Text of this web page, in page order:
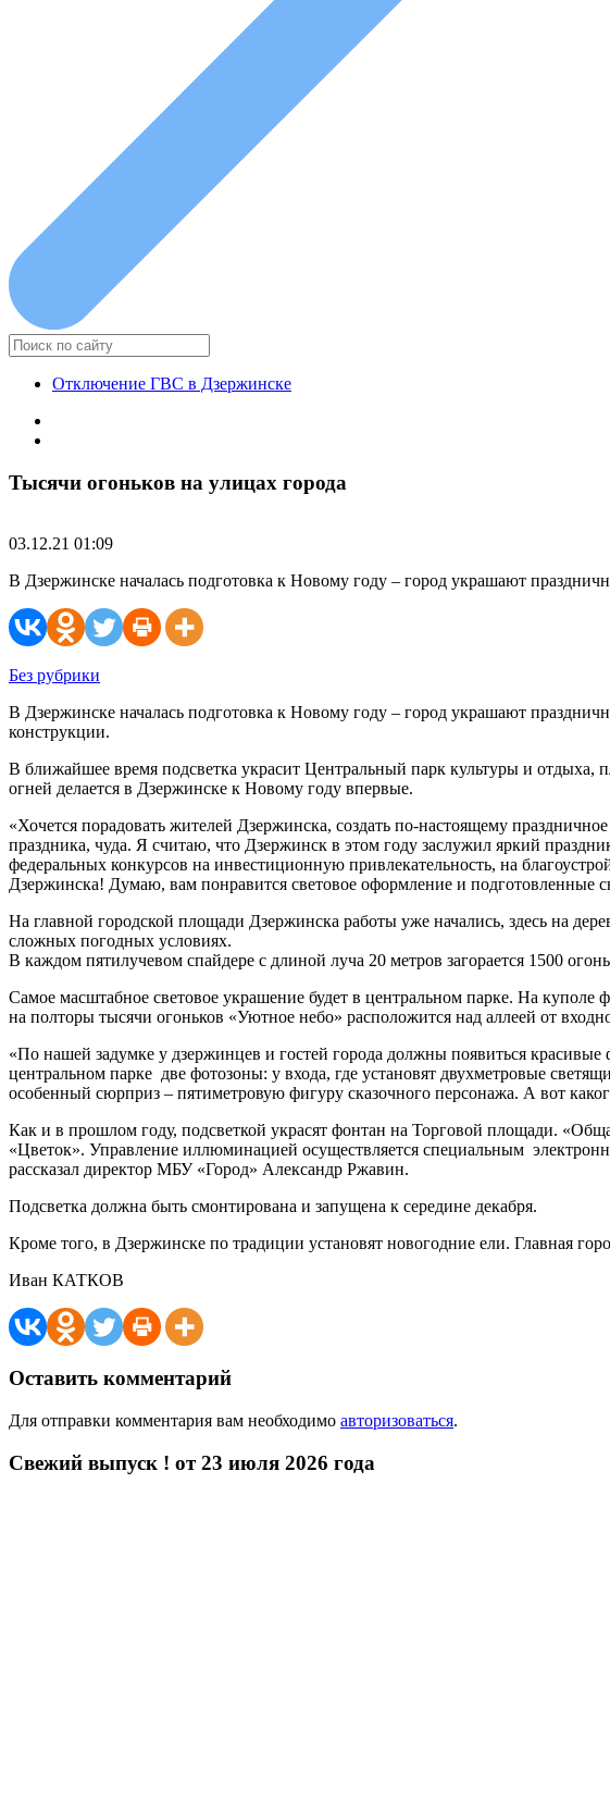
Отключение ГВС в Дзержинске
Тысячи огоньков на улицах города
03.12.21 01:09
В Дзержинске началась подготовка к Новому году – город украшают
Без рубрики
В Дзержинске началась подготовка к Новому году – город украшают
конструкции.
В ближайшее время подсветка украсит Центральный парк культуры и
огней делается в Дзержинске к Новому году впервые.
«Хочется порадовать жителей Дзержинска, создать по-настоящему
праздника, чуда. Я считаю, что Дзержинск в этом году заслужил яркий
федеральных конкурсов на инвестиционную привлекательность, на
Дзержинска! Думаю, вам понравится световое оформление и подготовленные
На главной городской площади Дзержинска работы уже начались, здесь на
сложных погодных условиях.
В каждом пятилучевом спайдере с длиной луча 20 метров загорается 1500
Самое масштабное световое украшение будет в центральном парке. На
на полторы тысячи огоньков «Уютное небо» расположится над аллеей от
«По нашей задумке у дзержинцев и гостей города должны появиться
центральном парке две фотозоны: у входа, где установят двухметровые
особенный сюрприз – пятиметровую фигуру сказочного персонажа. А вот
Как и в прошлом году, подсветкой украсят фонтан на Торговой площади.
«Цветок». Управление иллюминацией осуществляется специальным
рассказал директор МБУ «Город» Александр Ржавин.
Подсветка должна быть смонтирована и запущена к середине декабря.
Кроме того, в Дзержинске по традиции установят новогодние ели. Главная
Иван КАТКОВ
Оставить комментарий
Для отправки комментария вам необходимо авторизоваться.
Свежий выпуск ! от 23 июля 2026 года